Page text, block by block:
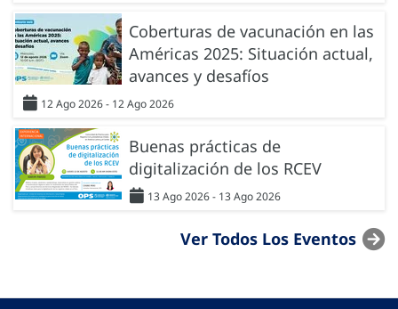
Coberturas de vacunación en las
Américas 2025: Situación actual,
avances y desafíos
12 Ago 2026 - 12 Ago 2026
Buenas prácticas de
digitalización de los RCEV
13 Ago 2026 - 13 Ago 2026
Ver Todos Los Eventos